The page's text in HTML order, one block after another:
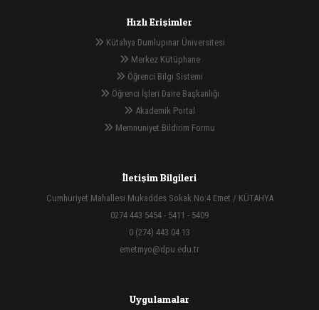
Hızlı Erişimler
Kütahya Dumlupınar Üniversitesi
Merkez Kütüphane
Öğrenci Bilgi Sistemi
Öğrenci İşleri Daire Başkanlığı
Akademik Portal
Memnuniyet Bildirim Formu
İletişim Bilgileri
Cumhuriyet Mahallesi Mukaddes Sokak No:4 Emet / KÜTAHYA
0274 443 5454 - 5411 - 5409
0 (274) 443 04 13
emetmyo@dpu.edu.tr
Uygulamalar